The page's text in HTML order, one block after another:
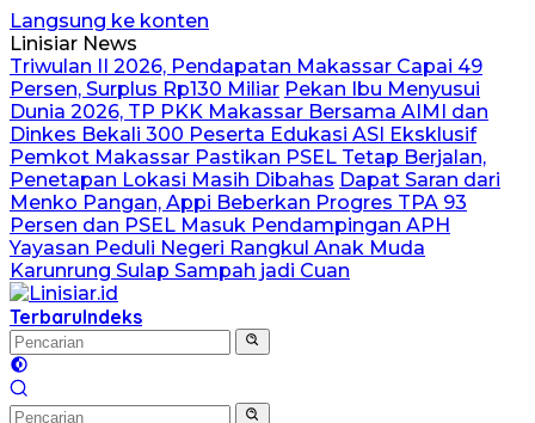
Langsung ke konten
Linisiar News
Triwulan II 2026, Pendapatan Makassar Capai 49
Persen, Surplus Rp130 Miliar Pekan Ibu Menyusui
Dunia 2026, TP PKK Makassar Bersama AIMI dan
Dinkes Bekali 300 Peserta Edukasi ASI Eksklusif
Pemkot Makassar Pastikan PSEL Tetap Berjalan,
Penetapan Lokasi Masih Dibahas Dapat Saran dari
Menko Pangan, Appi Beberkan Progres TPA 93
Persen dan PSEL Masuk Pendampingan APH
Yayasan Peduli Negeri Rangkul Anak Muda
Karunrung Sulap Sampah jadi Cuan
TerbaruIndeks